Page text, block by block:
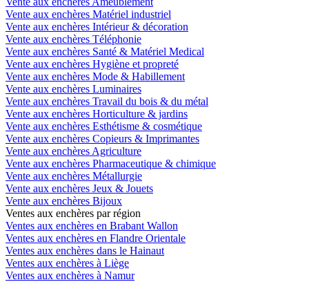
Vente aux enchères Matériel industriel
Vente aux enchères Intérieur & décoration
Vente aux enchères Téléphonie
Vente aux enchères Santé & Matériel Medical
Vente aux enchères Hygiène et propreté
Vente aux enchères Mode & Habillement
Vente aux enchères Luminaires
Vente aux enchères Travail du bois & du métal
Vente aux enchères Horticulture & jardins
Vente aux enchères Esthétisme & cosmétique
Vente aux enchères Copieurs & Imprimantes
Vente aux enchères Agriculture
Vente aux enchères Pharmaceutique & chimique
Vente aux enchères Métallurgie
Vente aux enchères Jeux & Jouets
Vente aux enchères Bijoux
Ventes aux enchères par région
Ventes aux enchères en Brabant Wallon
Ventes aux enchères en Flandre Orientale
Ventes aux enchères dans le Hainaut
Ventes aux enchères à Liège
Ventes aux enchères à Namur